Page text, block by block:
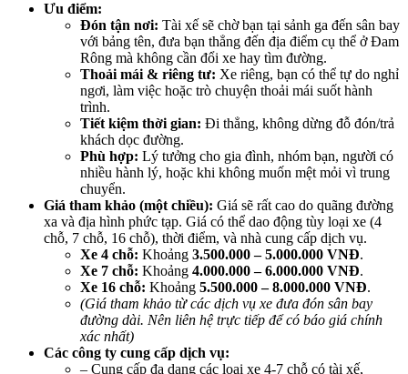
Ưu điểm:
Đón tận nơi: Tài xế sẽ chờ bạn tại sảnh ga đến sân bay
với bảng tên, đưa bạn thẳng đến địa điểm cụ thể ở Đam
Rông mà không cần đổi xe hay tìm đường.
Thoải mái & riêng tư: Xe riêng, bạn có thể tự do nghỉ
ngơi, làm việc hoặc trò chuyện thoải mái suốt hành
trình.
Tiết kiệm thời gian: Đi thẳng, không dừng đỗ đón/trả
khách dọc đường.
Phù hợp: Lý tưởng cho gia đình, nhóm bạn, người có
nhiều hành lý, hoặc khi không muốn mệt mỏi vì trung
chuyển.
Giá tham khảo (một chiều): Giá sẽ rất cao do quãng đường
xa và địa hình phức tạp. Giá có thể dao động tùy loại xe (4
chỗ, 7 chỗ, 16 chỗ), thời điểm, và nhà cung cấp dịch vụ.
Xe 4 chỗ: Khoảng 3.500.000 – 5.000.000 VNĐ.
Xe 7 chỗ: Khoảng 4.000.000 – 6.000.000 VNĐ.
Xe 16 chỗ: Khoảng 5.500.000 – 8.000.000 VNĐ.
(Giá tham khảo từ các dịch vụ xe đưa đón sân bay
đường dài. Nên liên hệ trực tiếp để có báo giá chính
xác nhất)
Các công ty cung cấp dịch vụ:
– Cung cấp đa dạng các loại xe 4-7 chỗ có tài xế,